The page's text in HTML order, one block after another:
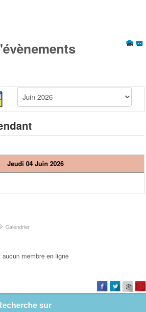
Jeudi 04 Juin 2026
Calendrier
membre en ligne
sur